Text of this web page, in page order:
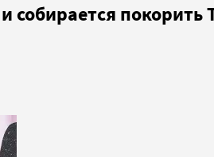
собирается покорить